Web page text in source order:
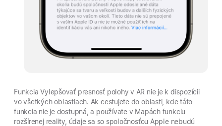
Funkcia Vylepšovať presnosť polohy v AR nie je k dispozícii
vo všetkých oblastiach. Ak cestujete do oblasti, kde táto
funkcia nie je dostupná, a používate v Mapách funkciu
rozšírenej reality, údaje sa so spoločnosťou Apple nebudú